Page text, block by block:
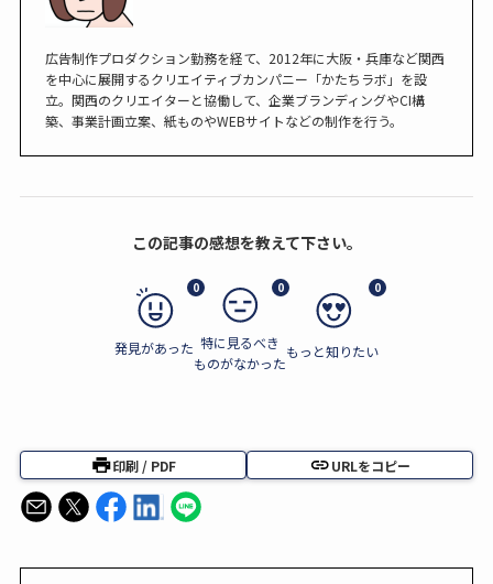
広告制作プロダクション勤務を経て、2012年に大阪・兵庫など関西
を中心に展開するクリエイティブカンパニー「かたちラボ」を設
立。関西のクリエイターと協働して、企業ブランディングやCI構
築、事業計画立案、紙ものやWEBサイトなどの制作を行う。
この記事の感想を教えて下さい。
0
発見があった
0
特に見るべき
ものがなかった
0
もっと知りたい
印刷 / PDF URLをコピー